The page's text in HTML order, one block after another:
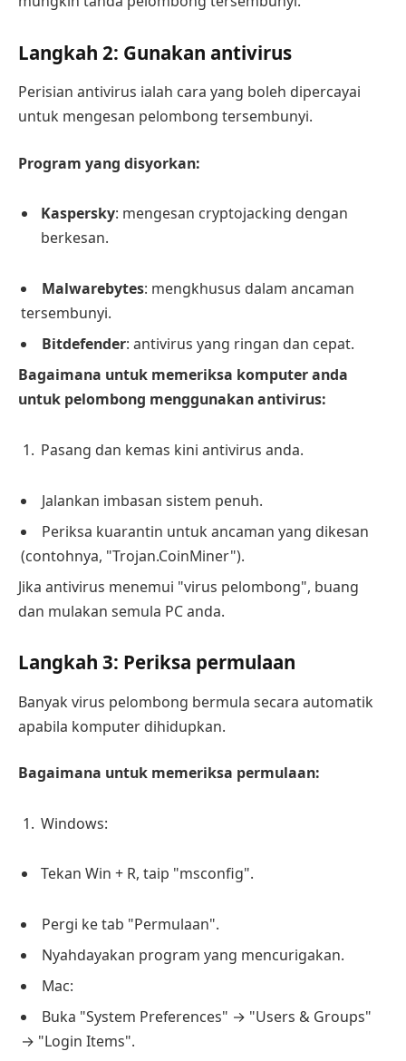
Langkah 2: Gunakan antivirus
Perisian antivirus ialah cara yang boleh dipercayai
untuk mengesan pelombong tersembunyi.
Program yang disyorkan:
Kaspersky: mengesan cryptojacking dengan
berkesan.
Malwarebytes: mengkhusus dalam ancaman
tersembunyi.
Bitdefender: antivirus yang ringan dan cepat.
Bagaimana untuk memeriksa komputer anda
untuk pelombong menggunakan antivirus:
Pasang dan kemas kini antivirus anda.
Jalankan imbasan sistem penuh.
Periksa kuarantin untuk ancaman yang dikesan
(contohnya, "Trojan.CoinMiner").
Jika antivirus menemui "virus pelombong", buang
dan mulakan semula PC anda.
Langkah 3: Periksa permulaan
Banyak virus pelombong bermula secara automatik
apabila komputer dihidupkan.
Bagaimana untuk memeriksa permulaan:
Windows:
Tekan Win + R, taip "msconfig".
Pergi ke tab "Permulaan".
Nyahdayakan program yang mencurigakan.
Mac:
Buka "System Preferences" → "Users & Groups"
→ "Login Items".